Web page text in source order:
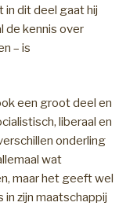
in dit deel gaat hij
de kennis over
– is
een groot deel en
liberaal en
onderling
wat
maar het geeft wel
zijn maatschappij